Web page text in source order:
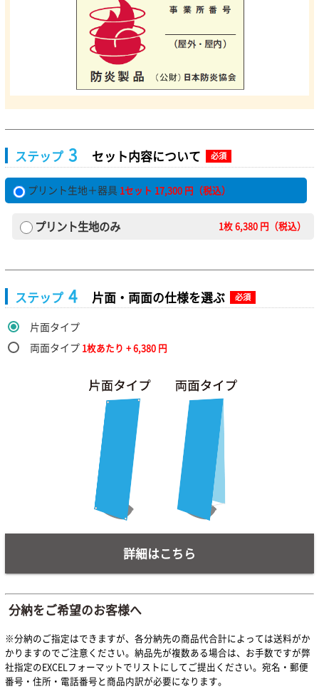
ステップ 3 セット内容について 必須
プリント生地＋器具 1セット 17,300 円（税込）
プリント生地のみ 1枚6,380 円（税込）
ステップ 4 片面・両面の仕様を選ぶ 必須
片面タイプ
両面タイプ 1枚あたり +6,380 円
詳細はこちら
分納をご希望のお客様へ
※分納のご指定はできますが、各分納先の商品代合計によっては送料がか
かりますのでご注意ください。納品先が複数ある場合は、お手数ですが弊
社指定のEXCELフォーマットでリストにしてご提出ください。宛名・郵便
番号・住所・電話番号と商品内訳が必要になります。